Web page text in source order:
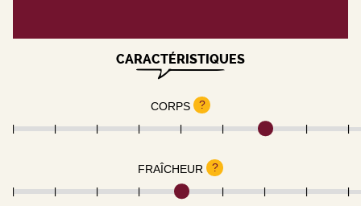
CARACTÉRISTIQUES
CORPS ?
FRAÎCHEUR ?